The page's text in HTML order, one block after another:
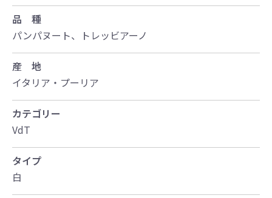
品 種
パンパヌート、トレッビアーノ
産 地
イタリア・プーリア
カテゴリー
VdT
タイプ
白